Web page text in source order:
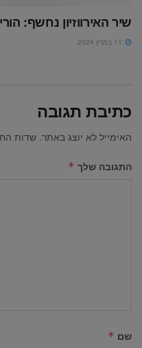
שיר האירווזיון נחשף:
כתיבת תגובה
האימייל לא יוצג באתר. שדות
התגובה שלך *
שם *